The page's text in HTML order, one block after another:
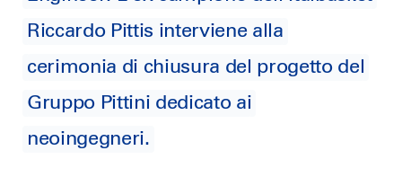
Riccardo Pittis interviene alla
cerimonia di chiusura del progetto del
Gruppo Pittini dedicato ai
neoingegneri.